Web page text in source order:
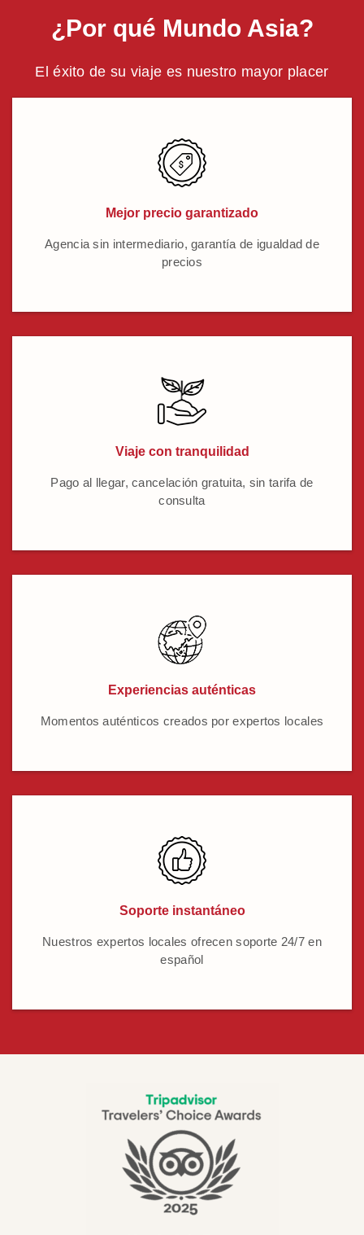
¿Por qué Mundo Asia?
El éxito de su viaje es nuestro mayor placer
Mejor precio garantizado
Agencia sin intermediario, garantía de igualdad de
precios
Viaje con tranquilidad
Pago al llegar, cancelación gratuita, sin tarifa de
consulta
Experiencias auténticas
Momentos auténticos creados por expertos locales
Soporte instantáneo
Nuestros expertos locales ofrecen soporte 24/7 en
español